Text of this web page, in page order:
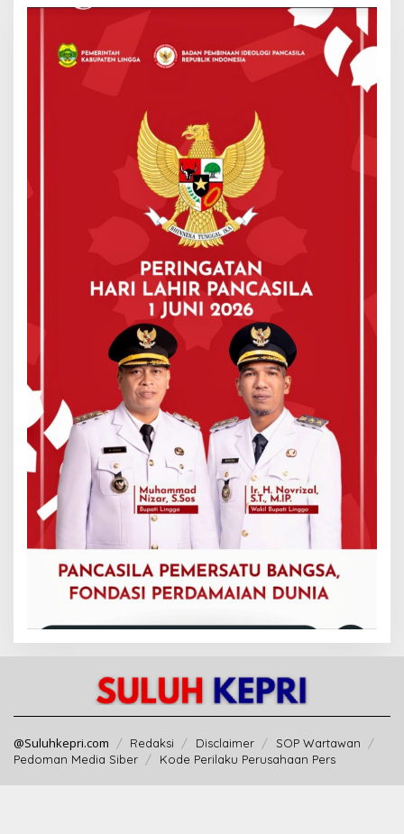
@Suluhkepri.com Redaksi Disclaimer
SOP Wartawan
Pedoman Media Siber
Kode Perilaku Perusahaan Pers